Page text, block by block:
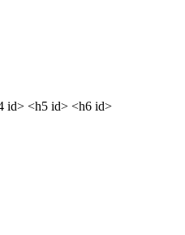
id> <h5 id> <h6 id>